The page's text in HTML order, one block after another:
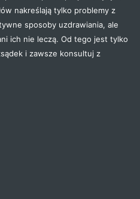
nakreślają tylko problemy z
sposoby uzdrawiania, ale
ich nie leczą. Od tego jest tylko
i zawsze konsultuj z